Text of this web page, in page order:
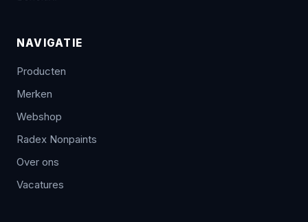
NAVIGATIE
Producten
Merken
Webshop
Radex Nonpaints
Over ons
Vacatures